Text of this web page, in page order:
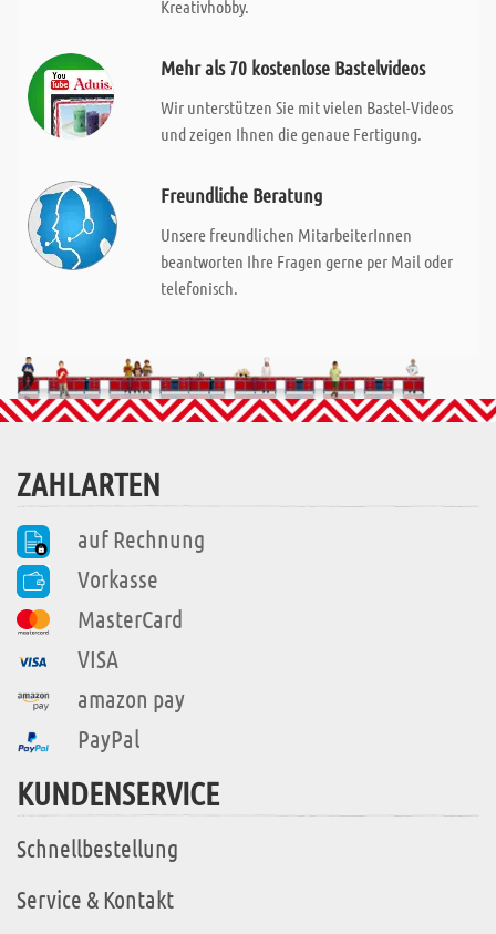
Kreativhobby.
Mehr als 70 kostenlose Bastelvideos
Wir unterstützen Sie mit vielen Bastel-Videos
und zeigen Ihnen die genaue Fertigung.
Freundliche Beratung
Unsere freundlichen MitarbeiterInnen
beantworten Ihre Fragen gerne per Mail oder
telefonisch.
ZAHLARTEN
auf Rechnung
Vorkasse
MasterCard
VISA
amazon pay
PayPal
KUNDENSERVICE
Schnellbestellung
Service & Kontakt